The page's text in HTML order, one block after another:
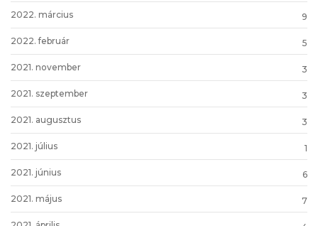
2022. március 9
2022. február 5
2021. november 3
2021. szeptember 3
2021. augusztus 3
2021. július 1
2021. június 6
2021. május 7